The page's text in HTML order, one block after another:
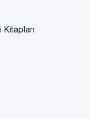
Kitapları